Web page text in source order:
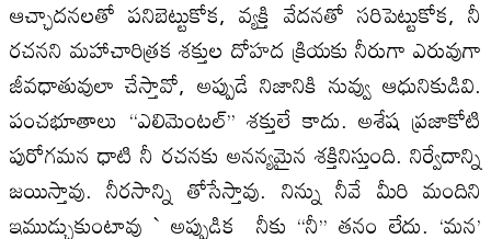
ఆచ్ఛాదనలతో పనిబెట్టుకోక, వ్యక్తి వేదనతో సరిపెట్టుకోక, నీ
రచనని మహాచారిత్రక శక్తుల దోహద క్రియకు నీరుగా ఎరువుగా
జీవధాతువులా చేస్తావో, అప్పుడే నిజానికి నువ్వు ఆధునికుడివి.
పంచభూతాలు ‘‘ఎలిమెంటల్‌’’ శక్తులే కాదు. అశేష ప్రజాకోటి
పురోగమన ధాటి నీ రచనకు అనన్యమైన శక్తినిస్తుంది. నిర్వేదాన్ని
జయిస్తావు. నీరసాన్ని తోసేస్తావు. నిన్ను నీవే మీరి మందిని
ఇముడ్చుకుంటావు ` అప్పుడిక నీకు ‘‘నీ’’ తనం లేదు. ‘మన’